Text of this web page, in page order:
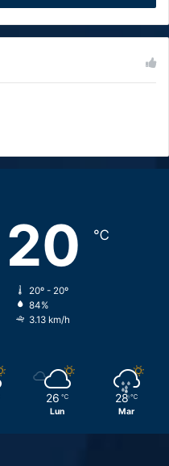
20 ℃
20º - 20º
84%
3.13 km/h
26 ℃
Lun
28 ℃
Mar